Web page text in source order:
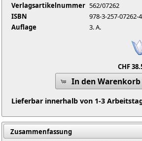
Verlagsartikelnummer 562/07262
ISBN
978-3-257-07262-4
Auflage
3. A.
CHF
In den Warenkorb
Lieferbar innerhalb von 1-3
Zusammenfassung